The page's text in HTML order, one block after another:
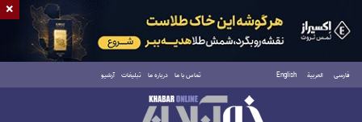
فارسی العربية English تماس با ما درباره ما تبلیغات آرشیو
جمعه ۱۶ مرداد ۱۴۰۵
×